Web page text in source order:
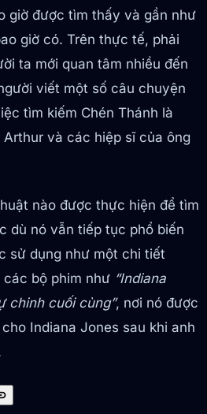
giờ được tìm thấy và gần như
giờ có. Trên thực tế, phải
ta mới quan tâm nhiều đến
viết một số câu chuyện
tìm kiếm Chén Thánh là
và các hiệp sĩ của ông
nào được thực hiện để tìm
dù nó vẫn tiếp tục phổ biến
sử dụng như một chi tiết
bộ phim như “Indiana
chinh cuối cùng”, nơi nó được
Indiana Jones sau khi anh